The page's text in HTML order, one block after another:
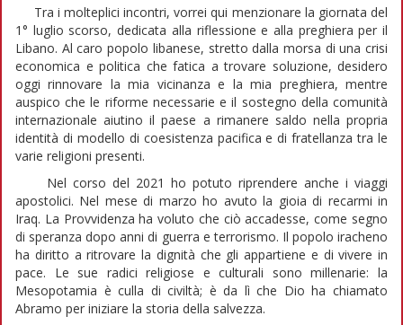
Tra i molteplici incontri, vorrei qui menzionare la giornata del
1° luglio scorso, dedicata alla riflessione e alla preghiera per il
Libano. Al caro popolo libanese, stretto dalla morsa di una crisi
economica e politica che fatica a trovare soluzione, desidero
oggi rinnovare la mia vicinanza e la mia preghiera, mentre
auspico che le riforme necessarie e il sostegno della comunità
internazionale aiutino il paese a rimanere saldo nella propria
identità di modello di coesistenza pacifica e di fratellanza tra le
varie religioni presenti.
Nel corso del 2021 ho potuto riprendere anche i viaggi
apostolici. Nel mese di marzo ho avuto la gioia di recarmi in
Iraq. La Provvidenza ha voluto che ciò accadesse, come segno
di speranza dopo anni di guerra e terrorismo. Il popolo iracheno
ha diritto a ritrovare la dignità che gli appartiene e di vivere in
pace. Le sue radici religiose e culturali sono millenarie: la
Mesopotamia è culla di civiltà; è da lì che Dio ha chiamato
Abramo per iniziare la storia della salvezza.